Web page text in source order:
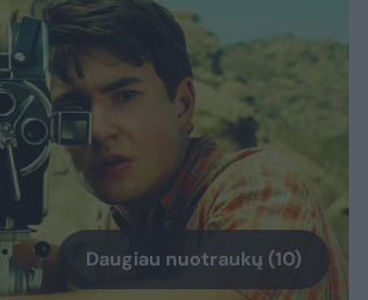
Daugiau nuotraukų (10)